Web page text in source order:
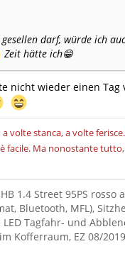
darf, würde ich
Zeit hätte ich😁
nicht wieder einen Tag
volte stanca, a volte ferisce.
facile. Ma nonostante tutto,
1.4 Street 95PS rosso
Bluetooth, MFL),
Tagfahr- und
Kofferraum, EZ 08/2019